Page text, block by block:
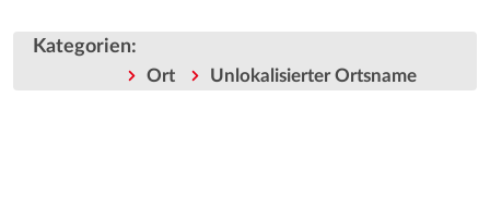
Kategorien:
Ort Unlokalisierter Ortsname